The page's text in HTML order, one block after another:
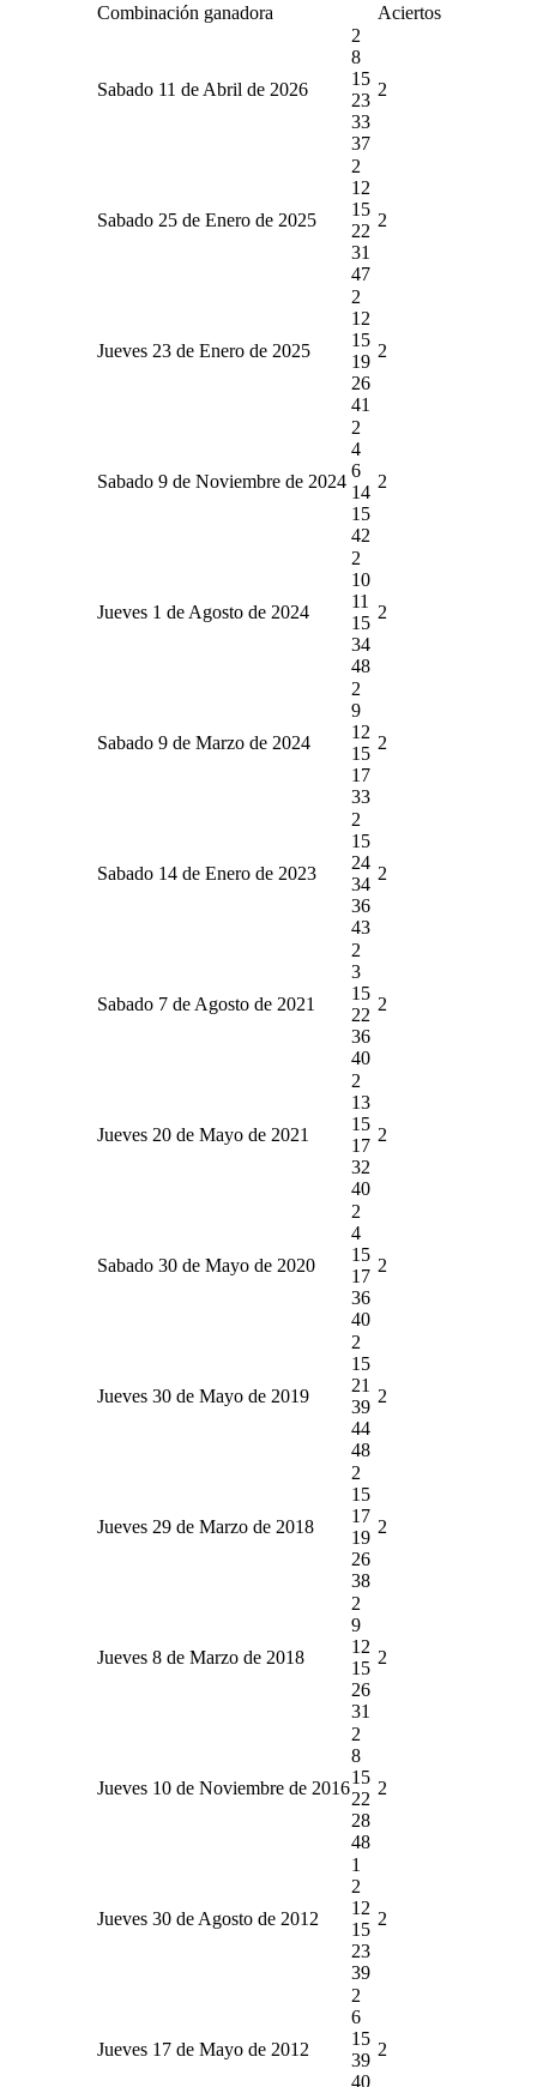
Combinación ganadora Aciertos
Sabado 11 de Abril de 2026
2
8
15
23
33
37
2
Sabado 25 de Enero de 2025
2
12
15
22
31
47
2
Jueves 23 de Enero de 2025
2
12
15
19
26
41
2
Sabado 9 de Noviembre de 2024
2
4
6
14
15
42
2
Jueves 1 de Agosto de 2024
2
10
11
15
34
48
2
Sabado 9 de Marzo de 2024
2
9
12
15
17
33
2
Sabado 14 de Enero de 2023
2
15
24
34
36
43
2
Sabado 7 de Agosto de 2021
2
3
15
22
36
40
2
Jueves 20 de Mayo de 2021
2
13
15
17
32
40
2
Sabado 30 de Mayo de 2020
2
4
15
17
36
40
2
Jueves 30 de Mayo de 2019
2
15
21
39
44
48
2
Jueves 29 de Marzo de 2018
2
15
17
19
26
38
2
Jueves 8 de Marzo de 2018
2
9
12
15
26
31
2
Jueves 10 de Noviembre de 2016
2
8
15
22
28
48
2
Jueves 30 de Agosto de 2012
1
2
12
15
23
39
2
Jueves 17 de Mayo de 2012
2
6
15
39
40
2